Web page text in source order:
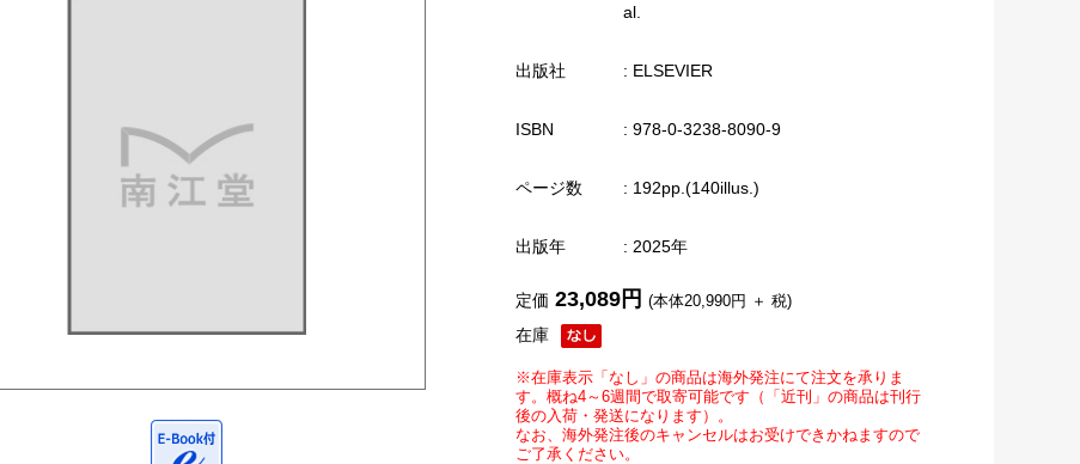
al.
出版社 : ELSEVIER
ISBN : 978-0-3238-8090-9
ページ数 : 192pp.(140illus.)
出版年 : 2025年
在庫
定価 23,089円 (本体20,990円 ＋ 税)
※在庫表示「なし」の商品は海外発注にて注文を承りま
す。概ね4～6週間で取寄可能です（「近刊」の商品は刊行
後の入荷・発送になります）。
なお、海外発注後のキャンセルはお受けできかねますので
ご了承ください。